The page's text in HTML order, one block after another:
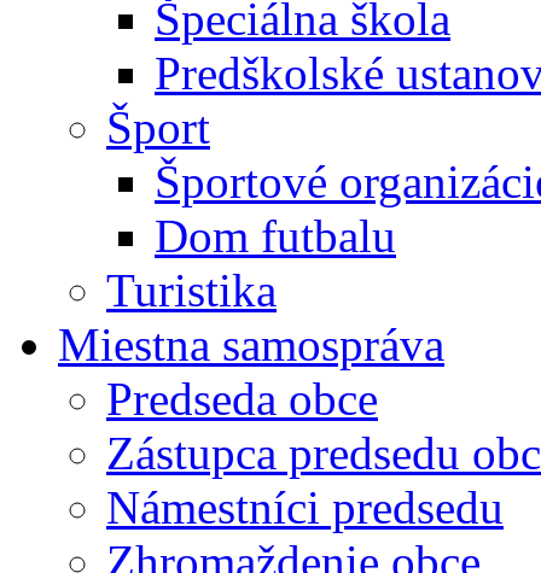
Špeciálna škola
Predškolské
Šport
Športové
Dom futbalu
Turistika
Miestna samospráva
Predseda obce
Zástupca predsedu
Námestníci predsedu
Zhromaždenie obce